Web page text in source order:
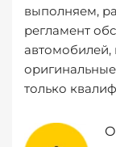
выполняем,
регламент
автомобилей,
только